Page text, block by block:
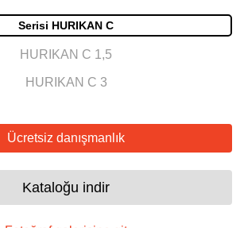
Serisi HURIKAN C
HURIKAN C 1,5
HURIKAN C 3
Ücretsiz danışmanlık
Kataloğu indir